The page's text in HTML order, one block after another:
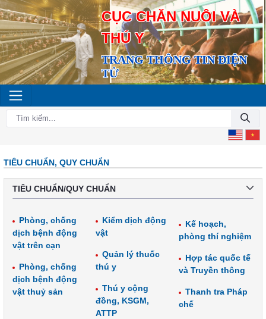
CỤC CHĂN NUÔI VÀ
THÚ Y
TRANG THÔNG TIN ĐIỆN
TỬ
TIÊU CHUẨN, QUY CHUẨN
TIÊU CHUẨN/QUY CHUẨN
Phòng, chống
dịch bệnh động
vật trên cạn
Phòng, chống
dịch bệnh động
vật thuỷ sản
Kiểm dịch động
vật
Quản lý thuốc
thú y
Thú y cộng
đồng, KSGM,
ATTP
Kế hoạch,
phòng thí nghiệm
Hợp tác quốc tế
và Truyền thông
Thanh tra Pháp
chế